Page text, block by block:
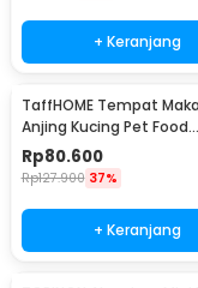
+ Keranjang
TaffHOME Tempat
Anjing Kucing Pet Food
Dispenser - PET0640
Rp80.600
Rp127.900 37%
+ Keranjang